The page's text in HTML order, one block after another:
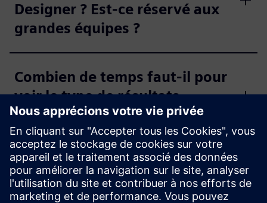
Designer ? Est-ce réservé aux
grandes équipes ?
Combien de temps faut-il pour
voir le type de résultats
mentionné dans ces critiques ?
Ces avis sont-ils vérifiés ?